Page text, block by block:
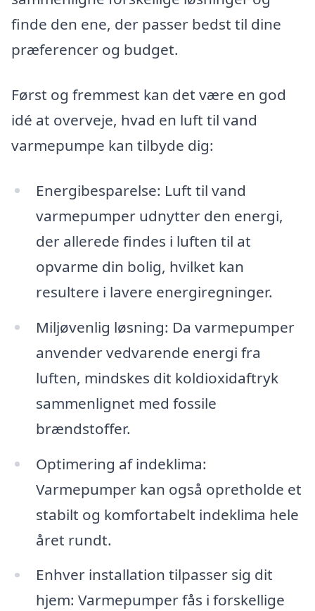
finde den ene, der passer bedst til dine
præferencer og budget.
Først og fremmest kan det være en god
idé at overveje, hvad en luft til vand
varmepumpe kan tilbyde dig:
Energibesparelse: Luft til vand
varmepumper udnytter den energi,
der allerede findes i luften til at
opvarme din bolig, hvilket kan
resultere i lavere energiregninger.
Miljøvenlig løsning: Da varmepumper
anvender vedvarende energi fra
luften, mindskes dit koldioxidaftryk
sammenlignet med fossile
brændstoffer.
Optimering af indeklima:
Varmepumper kan også opretholde et
stabilt og komfortabelt indeklima hele
året rundt.
Enhver installation tilpasser sig dit
hjem: Varmepumper fås i forskellige